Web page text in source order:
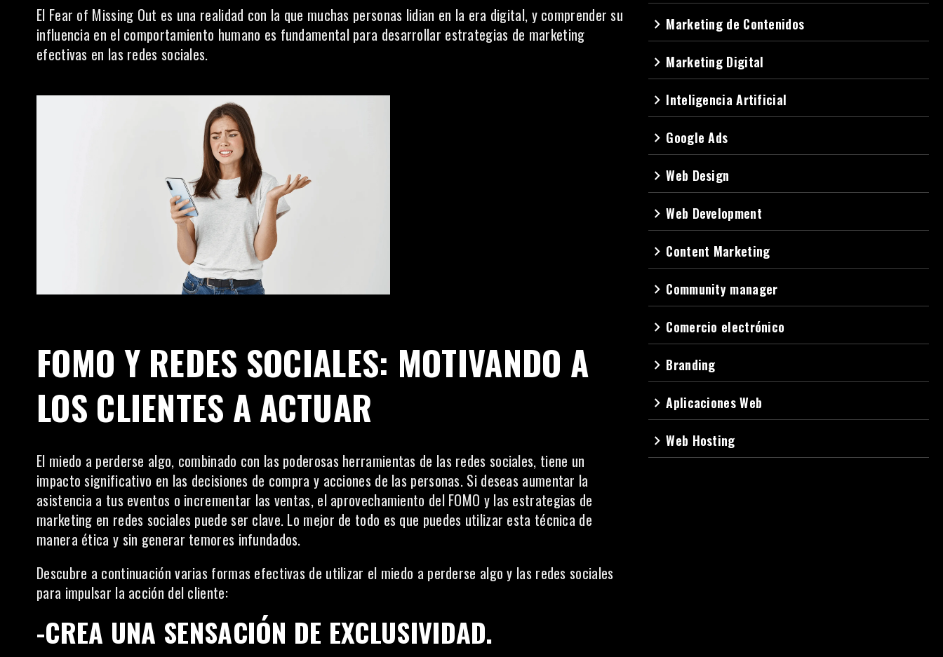
El Fear of Missing Out es una realidad con la que muchas personas lidian en la era digital, y comprender su
influencia en el comportamiento humano es fundamental para desarrollar estrategias de marketing
efectivas en las redes sociales.
FOMO Y REDES SOCIALES: MOTIVANDO A
LOS CLIENTES A ACTUAR
El miedo a perderse algo, combinado con las poderosas herramientas de las redes sociales, tiene un
impacto significativo en las decisiones de compra y acciones de las personas. Si deseas aumentar la
asistencia a tus eventos o incrementar las ventas, el aprovechamiento del FOMO y las estrategias de
marketing en redes sociales puede ser clave. Lo mejor de todo es que puedes utilizar esta técnica de
manera ética y sin generar temores infundados.
Descubre a continuación varias formas efectivas de utilizar el miedo a perderse algo y las redes sociales
para impulsar la acción del cliente:
-CREA UNA SENSACIÓN DE EXCLUSIVIDAD.
navigate_next Marketing de Contenidos
navigate_next Marketing Digital
navigate_next Inteligencia Artificial
navigate_next Google Ads
navigate_nextWeb Design
navigate_nextWeb Development
navigate_next Content Marketing
navigate_next Community manager
navigate_next Comercio electrónico
navigate_next Branding
navigate_nextAplicaciones Web
navigate_nextWeb Hosting